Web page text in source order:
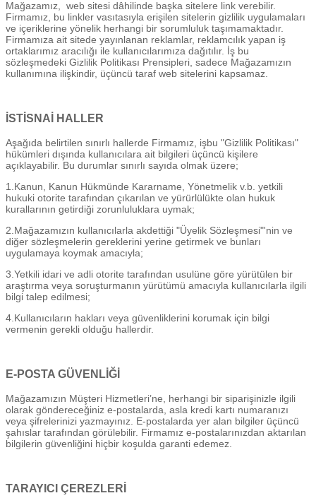
Mağazamız, web sitesi dâhilinde başka sitelere link verebilir.
Firmamız, bu linkler vasıtasıyla erişilen sitelerin gizlilik uygulamaları
ve içeriklerine yönelik herhangi bir sorumluluk taşımamaktadır.
Firmamıza ait sitede yayınlanan reklamlar, reklamcılık yapan iş
ortaklarımız aracılığı ile kullanıcılarımıza dağıtılır. İş bu
sözleşmedeki Gizlilik Politikası Prensipleri, sadece Mağazamızın
kullanımına ilişkindir, üçüncü taraf web sitelerini kapsamaz.
İSTİSNAİ HALLER
Aşağıda belirtilen sınırlı hallerde Firmamız, işbu "Gizlilik Politikası"
hükümleri dışında kullanıcılara ait bilgileri üçüncü kişilere
açıklayabilir. Bu durumlar sınırlı sayıda olmak üzere;
1.Kanun, Kanun Hükmünde Kararname, Yönetmelik v.b. yetkili
hukuki otorite tarafından çıkarılan ve yürürlülükte olan hukuk
kurallarının getirdiği zorunluluklara uymak;
2.Mağazamızın kullanıcılarla akdettiği "Üyelik Sözleşmesi"'nin ve
diğer sözleşmelerin gereklerini yerine getirmek ve bunları
uygulamaya koymak amacıyla;
3.Yetkili idari ve adli otorite tarafından usulüne göre yürütülen bir
araştırma veya soruşturmanın yürütümü amacıyla kullanıcılarla ilgili
bilgi talep edilmesi;
4.Kullanıcıların hakları veya güvenliklerini korumak için bilgi
vermenin gerekli olduğu hallerdir.
E-POSTA GÜVENLİĞİ
Mağazamızın Müşteri Hizmetleri’ne, herhangi bir siparişinizle ilgili
olarak göndereceğiniz e-postalarda, asla kredi kartı numaranızı
veya şifrelerinizi yazmayınız. E-postalarda yer alan bilgiler üçüncü
şahıslar tarafından görülebilir. Firmamız e-postalarınızdan aktarılan
bilgilerin güvenliğini hiçbir koşulda garanti edemez.
TARAYICI ÇEREZLERİ